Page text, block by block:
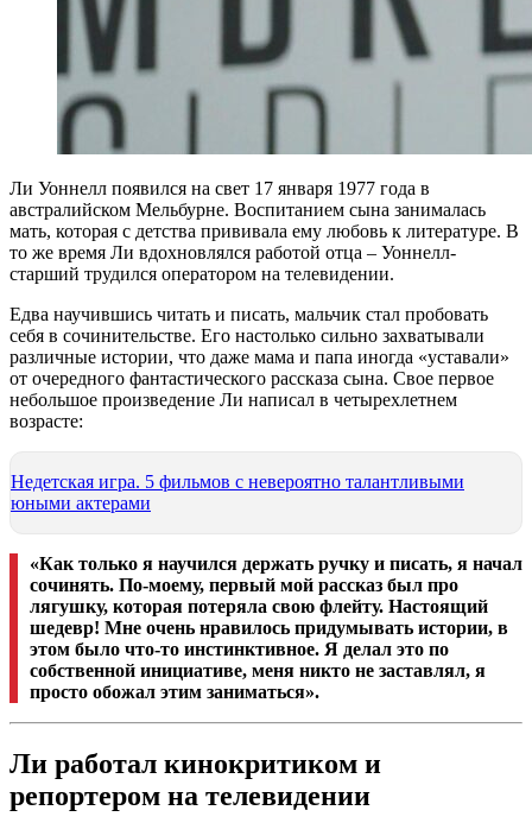
Ли Уоннелл появился на свет 17 января 1977 года в
австралийском Мельбурне. Воспитанием сына занималась
мать, которая с детства прививала ему любовь к литературе. В
то же время Ли вдохновлялся работой отца – Уоннелл-
старший трудился оператором на телевидении.
Едва научившись читать и писать, мальчик стал пробовать
себя в сочинительстве. Его настолько сильно захватывали
различные истории, что даже мама и папа иногда «уставали»
от очередного фантастического рассказа сына. Свое первое
небольшое произведение Ли написал в четырехлетнем
возрасте:
Недетская игра. 5 фильмов с невероятно талантливыми
юными актерами
«Как только я научился держать ручку и писать, я начал
сочинять. По-моему, первый мой рассказ был про
лягушку, которая потеряла свою флейту. Настоящий
шедевр! Мне очень нравилось придумывать истории, в
этом было что-то инстинктивное. Я делал это по
собственной инициативе, меня никто не заставлял, я
просто обожал этим заниматься».
Ли работал кинокритиком и
репортером на телевидении